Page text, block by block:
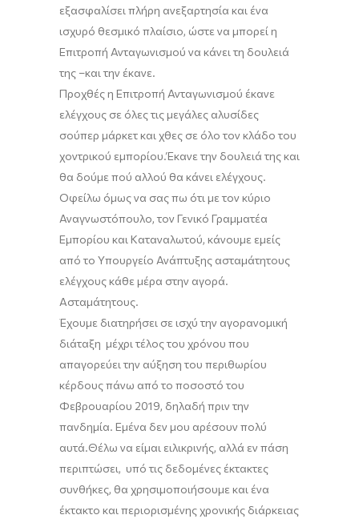
εξασφαλίσει πλήρη ανεξαρτησία και ένα
ισχυρό θεσμικό πλαίσιο, ώστε να μπορεί η
Επιτροπή Ανταγωνισμού να κάνει τη δουλειά
της –και την έκανε.
Προχθές η Επιτροπή Ανταγωνισμού έκανε
ελέγχους σε όλες τις μεγάλες αλυσίδες
σούπερ μάρκετκαι χθες σε όλο τον κλάδο του
χοντρικού εμπορίου.Έκανε την δουλειά της και
θα δούμε πού αλλού θα κάνει ελέγχους.
Οφείλω όμως να σας πω ότι με τον κύριο
Αναγνωστόπουλο, τον Γενικό Γραμματέα
Εμπορίου και Καταναλωτού, κάνουμε εμείς
από το Υπουργείο Ανάπτυξης ασταμάτητους
ελέγχους κάθε μέρα στην αγορά.
Ασταμάτητους.
Έχουμε διατηρήσει σε ισχύ την αγορανομική
διάταξη μέχρι τέλος του χρόνου που
απαγορεύει την αύξηση του περιθωρίου
κέρδους πάνω από το ποσοστό του
Φεβρουαρίου 2019, δηλαδή πριν την
πανδημία. Εμένα δεν μου αρέσουν πολύ
αυτά.Θέλω να είμαι ειλικρινής, αλλά εν πάση
περιπτώσει, υπό τις δεδομένες έκτακτες
συνθήκες, θα χρησιμοποιήσουμε και ένα
έκτακτο και περιορισμένης χρονικής διάρκειας